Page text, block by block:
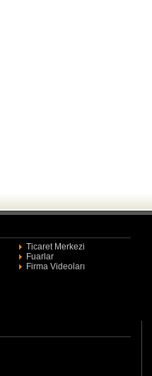
Ticaret Merkezi
Fuarlar
Firma Videoları